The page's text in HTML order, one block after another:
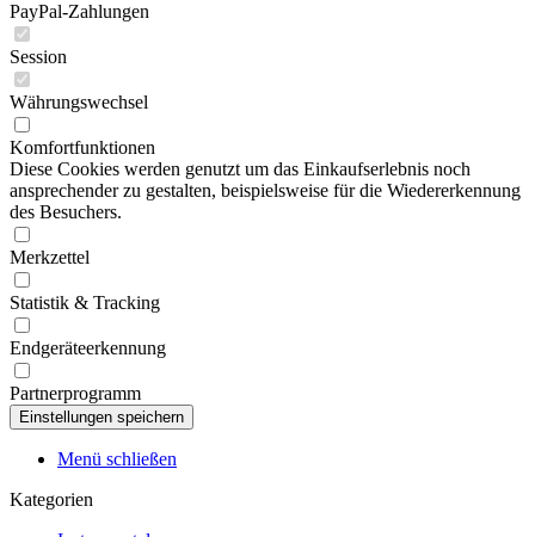
PayPal-Zahlungen
Session
Währungswechsel
Komfortfunktionen
Diese Cookies werden genutzt um das Einkaufserlebnis noch
ansprechender zu gestalten, beispielsweise für die Wiedererkennung
des Besuchers.
Merkzettel
Statistik & Tracking
Endgeräteerkennung
Partnerprogramm
Menü schließen
Kategorien